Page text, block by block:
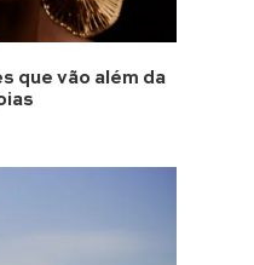
que vão além da